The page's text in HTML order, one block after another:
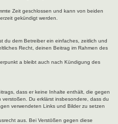
Zeit geschlossen und kann von beiden
gekündigt werden.
du dem Betreiber ein einfaches, zeitlich und
Recht, deinen Beitrag im Rahmen des
a bleibt auch nach Kündigung des
dass er keine Inhalte enthält, die gegen
Du erklärst insbesondere, dass du
verwendeten Links und Bilder zu setzen
aus. Bei Verstößen gegen diese